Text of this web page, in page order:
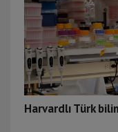
Harvardlı Türk